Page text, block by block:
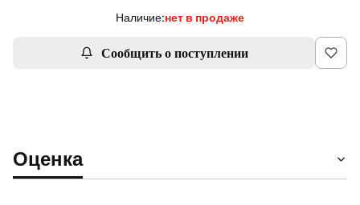
Наличие:нет в продаже
Сообщить о поступлении
Оценка